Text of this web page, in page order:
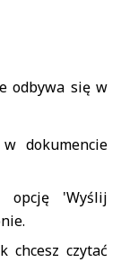
odbywa się w
dokumencie
opcję 'Wyślij
chcesz czytać